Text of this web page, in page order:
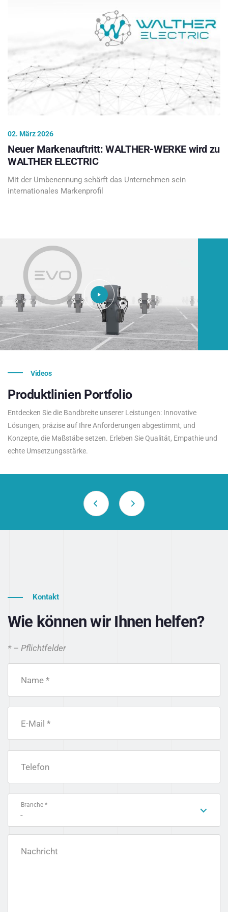
02. März 2026
Neuer Markenauftritt: WALTHER-WERKE wird zu
WALTHER ELECTRIC
Mit der Umbenennung schärft das Unternehmen sein
internationales Markenprofil
Videos
Produktlinien Portfolio
Entdecken Sie die Bandbreite unserer Leistungen: Innovative
Lösungen, präzise auf Ihre Anforderungen abgestimmt, und
Konzepte, die Maßstäbe setzen. Erleben Sie Qualität, Empathie und
echte Umsetzungsstärke.
Kontakt
Wie können wir Ihnen helfen?
* – Pflichtfelder
Name *
E-Mail *
Telefon
Branche *
-
Nachricht